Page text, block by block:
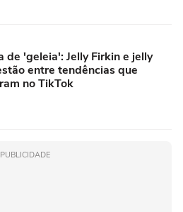
de 'geleia': Jelly Firkin e jelly
entre tendências que
no TikTok
PUBLICIDADE